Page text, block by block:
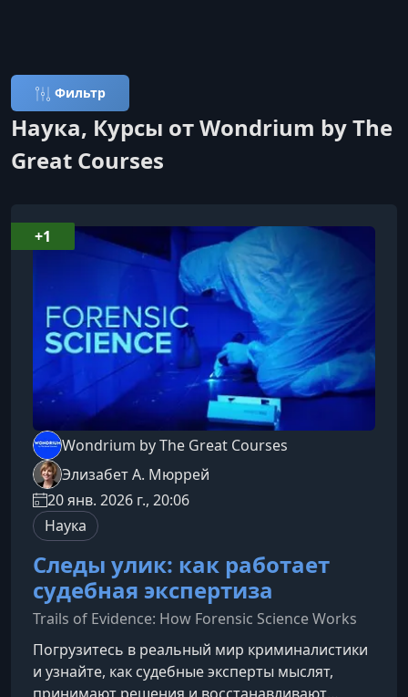
Фильтр
Наука, Курсы от Wondrium by The
Great Courses
Wondrium by The Great Courses
Элизабет А. Мюррей
20 янв. 2026 г., 20:06
Наука
Следы улик: как работает
судебная экспертиза
Trails of Evidence: How Forensic Science Works
Погрузитесь в реальный мир криминалистики
и узнайте, как судебные эксперты мыслят,
принимают решения и восстанавливают
+1